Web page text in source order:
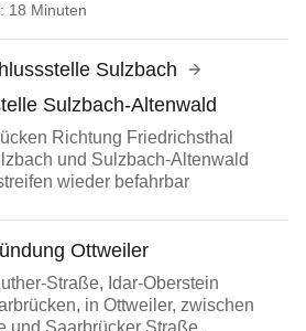
18 Minuten
Sulzbach
Sulzbach-Altenwald
Richtung Friedrichsthal
und Sulzbach-Altenwald
wieder befahrbar
Ottweiler
Straße, Idar-Oberstein
in Ottweiler, zwischen
und Saarbrücker Straße,